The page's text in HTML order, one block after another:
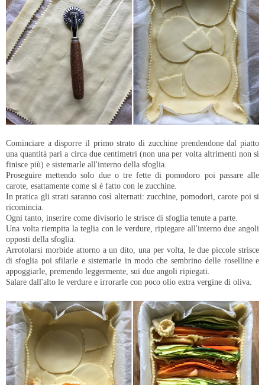
Cominciare a disporre il primo strato di zucchine prendendone dal piatto
una quantità pari a circa due centimetri (non una per volta altrimenti non si
finisce più) e sistemarle all'interno della sfoglia.
Proseguire mettendo solo due o tre fette di pomodoro poi passare alle
carote, esattamente come si è fatto con le zucchine.
In pratica gli strati saranno così alternati: zucchine, pomodori, carote poi si
ricomincia.
Ogni tanto, inserire come divisorio le strisce di sfoglia tenute a parte.
Una volta riempita la teglia con le verdure, ripiegare all'interno due angoli
opposti della sfoglia.
Arrotolarsi morbide attorno a un dito, una per volta, le due piccole strisce
di sfoglia poi sfilarle e sistemarle in modo che sembrino delle roselline e
appoggiarle, premendo leggermente, sui due angoli ripiegati.
Salare dall'alto le verdure e irrorarle con poco olio extra vergine di oliva.